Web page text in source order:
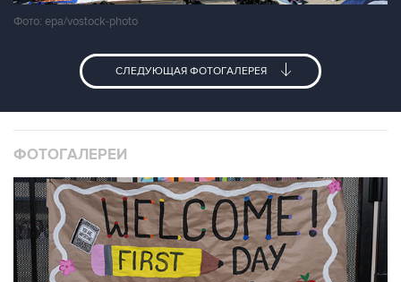
Фото: epa/vostock-photo
СЛЕДУЮЩАЯ ФОТОГАЛЕРЕЯ
ФОТОГАЛЕРЕИ